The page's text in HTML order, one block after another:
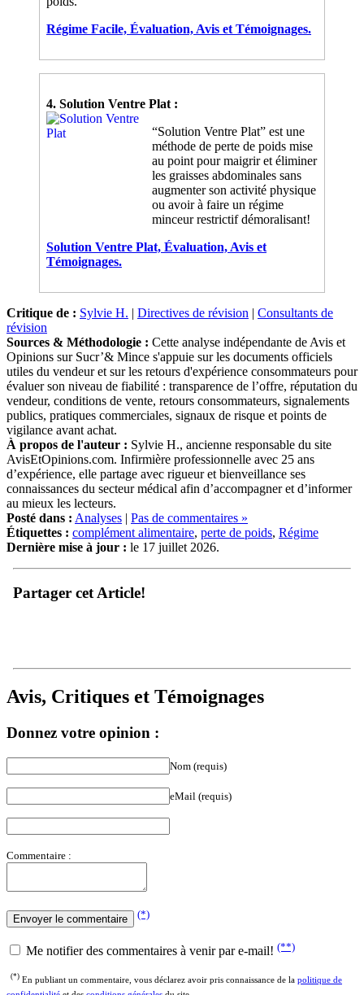
Régime Facile, Évaluation, Avis et Témoignages.
4. Solution Ventre Plat :
“Solution Ventre Plat” est une
méthode de perte de poids mise
au point pour maigrir et éliminer
les graisses abdominales sans
augmenter son activité physique
ou avoir à faire un régime
minceur restrictif démoralisant!
Solution Ventre Plat, Évaluation, Avis et
Témoignages.
Critique de : Sylvie H. | Directives de révision | Consultants de
révision
Sources & Méthodologie : Cette analyse indépendante de Avis et
Opinions sur Sucr’& Mince s'appuie sur les documents officiels
utiles du vendeur et sur les retours d'expérience consommateurs pour
évaluer son niveau de fiabilité : transparence de l’offre, réputation du
vendeur, conditions de vente, retours consommateurs, signalements
publics, pratiques commerciales, signaux de risque et points de
vigilance avant achat.
À propos de l'auteur : Sylvie H., ancienne responsable du site
AvisEtOpinions.com. Infirmière professionnelle avec 25 ans
d’expérience, elle partage avec rigueur et bienveillance ses
connaissances du secteur médical afin d’accompagner et d’informer
au mieux les lecteurs.
Posté dans : Analyses | Pas de commentaires »
Étiquettes : complément alimentaire, perte de poids, Régime
Dernière mise à jour : le 17 juillet 2026.
Partager cet Article!
Avis, Critiques et Témoignages
Donnez votre opinion :
Nom (requis)
eMail (requis)
Commentaire :
(*)
Me notifier des commentaires à venir par e-mail! (**)
(*) En publiant un commentaire, vous déclarez avoir pris connaissance de la politique de